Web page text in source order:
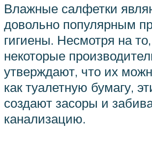
Влажные салфетки
довольно популярным
гигиены. Несмотря на
некоторые
утверждают, что их
как туалетную бумагу,
создают засоры и
канализацию.